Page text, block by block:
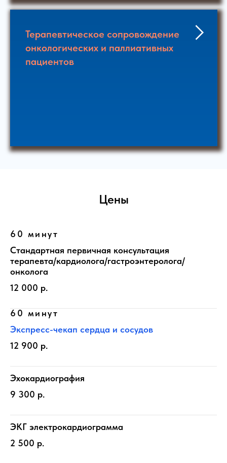
Терапевтическое сопровождение
онкологических и паллиативных
пациентов
Цены
60 минут
Стандартная первичная консультация
терапевта/кардиолога/гастроэнтеролога/
онколога
12 000 р.
60 минут
Экспресс-чекап сердца и сосудов
12 900 р.
Эхокардиография
9 300 р.
ЭКГ электрокардиограмма
2 500 р.